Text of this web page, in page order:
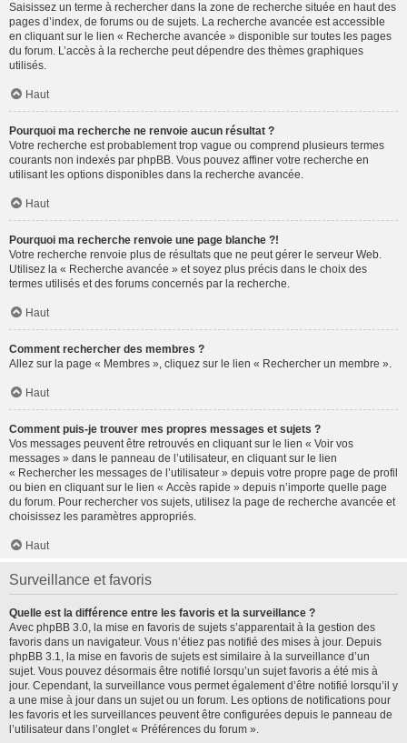
Saisissez un terme à rechercher dans la zone de recherche située en haut des
pages d’index, de forums ou de sujets. La recherche avancée est accessible
en cliquant sur le lien « Recherche avancée » disponible sur toutes les pages
du forum. L’accès à la recherche peut dépendre des thèmes graphiques
utilisés.
Haut
Pourquoi ma recherche ne renvoie aucun résultat ?
Votre recherche est probablement trop vague ou comprend plusieurs termes
courants non indexés par phpBB. Vous pouvez affiner votre recherche en
utilisant les options disponibles dans la recherche avancée.
Haut
Pourquoi ma recherche renvoie une page blanche ?!
Votre recherche renvoie plus de résultats que ne peut gérer le serveur Web.
Utilisez la « Recherche avancée » et soyez plus précis dans le choix des
termes utilisés et des forums concernés par la recherche.
Haut
Comment rechercher des membres ?
Allez sur la page « Membres », cliquez sur le lien « Rechercher un membre ».
Haut
Comment puis-je trouver mes propres messages et sujets ?
Vos messages peuvent être retrouvés en cliquant sur le lien « Voir vos
messages » dans le panneau de l’utilisateur, en cliquant sur le lien
« Rechercher les messages de l’utilisateur » depuis votre propre page de profil
ou bien en cliquant sur le lien « Accès rapide » depuis n’importe quelle page
du forum. Pour rechercher vos sujets, utilisez la page de recherche avancée et
choisissez les paramètres appropriés.
Haut
Surveillance et favoris
Quelle est la différence entre les favoris et la surveillance ?
Avec phpBB 3.0, la mise en favoris de sujets s’apparentait à la gestion des
favoris dans un navigateur. Vous n’étiez pas notifié des mises à jour. Depuis
phpBB 3.1, la mise en favoris de sujets est similaire à la surveillance d’un
sujet. Vous pouvez désormais être notifié lorsqu’un sujet favoris a été mis à
jour. Cependant, la surveillance vous permet également d’être notifié lorsqu’il y
a une mise à jour dans un sujet ou un forum. Les options de notifications pour
les favoris et les surveillances peuvent être configurées depuis le panneau de
l’utilisateur dans l’onglet « Préférences du forum ».